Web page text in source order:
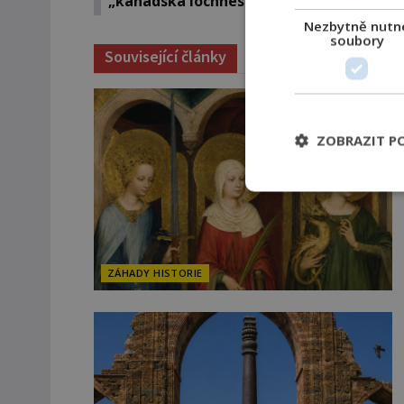
Související články
ZÁHADY HISTORIE
Nezbytně
soubory
ZOBRAZIT